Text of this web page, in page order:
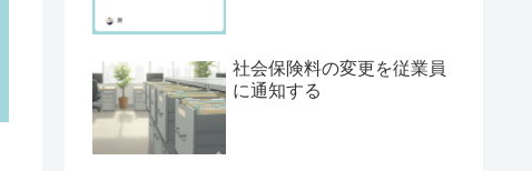
社会保険料の変更を従業員
に通知する